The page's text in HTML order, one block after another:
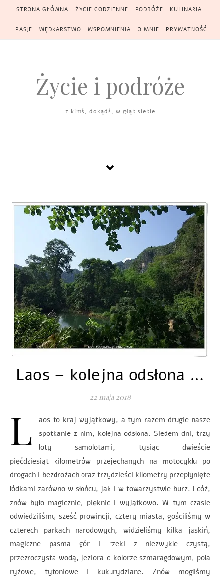
Skip to content
STRONA GŁÓWNA ŻYCIE CODZIENNE PODRÓŻE KULINARIA
PASJE WĘDKARSTWO WSPOMNIENIA O MNIE PRYWATNOŚĆ
Życie i podróże
… z kimś, dokądś, w głąb siebie …
Laos – kolejna odsłona …
22 maja 2018
L
aos to kraj wyjątkowy, a tym razem drugie nasze
spotkanie z nim, kolejna odsłona. Siedem dni, trzy
loty samolotami, tysiąc dwieście
pięćdziesiąt kilometrów przejechanych na motocyklu po
drogach i bezdrożach oraz trzydzieści kilometry przepłynięte
łódkami zarówno w słońcu, jak i w towarzystwie burz. I cóż,
znów było magicznie, pięknie i wyjątkowo. W tym czasie
odwiedziliśmy sześć prowincji, cztery miasta, gościliśmy w
czterech parkach narodowych, widzieliśmy kilka jaskiń,
magiczne pasma gór i rzeki z niezwykle czystą,
przezroczysta wodą, jeziora o kolorze szmaragdowym, pola
ryżowe, tytoniowe i kukurydziane. Znów mogliśmy